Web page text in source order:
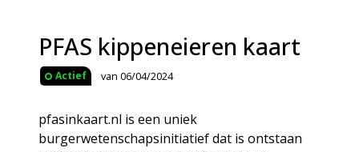
PFAS kippeneieren kaart
Actief van 06/04/2024
pfasinkaart.nl is een uniek
burgerwetenschapsinitiatief dat is ontstaan